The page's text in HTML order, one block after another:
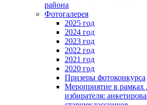
района
Фотогалерея
2025 год
2024 год
2023 год
2022 год
2021 год
2020 год
Призеры фотоконкурса
Мероприятие в рамках
избирателя: